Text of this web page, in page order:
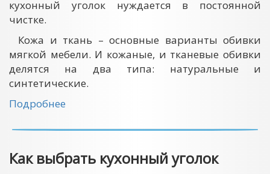
кухонный уголок нуждается в постоянной
чистке.
Кожа и ткань – основные варианты обивки
мягкой мебели. И кожаные, и тканевые обивки
делятся на два типа: натуральные и
синтетические.
Подробнее
Как выбрать кухонный уголок